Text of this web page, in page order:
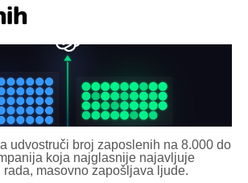
udvostruči broj zaposlenih na 8.000 do
koja najglasnije najavljuje
masovno zapošljava ljude.